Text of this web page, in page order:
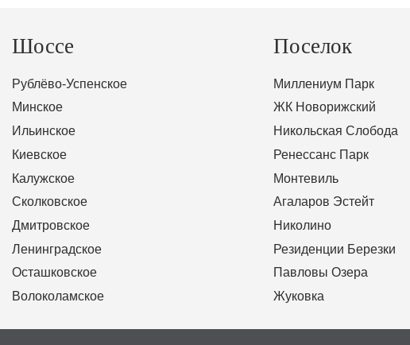
Шоссе
Рублёво-Успенское
Минское
Ильинское
Киевское
Калужское
Сколковское
Дмитровское
Ленинградское
Осташковское
Волоколамское
Поселок
Миллениум Парк
ЖК Новорижский
Никольская Слобода
Ренессанс Парк
Монтевиль
Агаларов Эстейт
Николино
Резиденции Березки
Павловы Озера
Жуковка